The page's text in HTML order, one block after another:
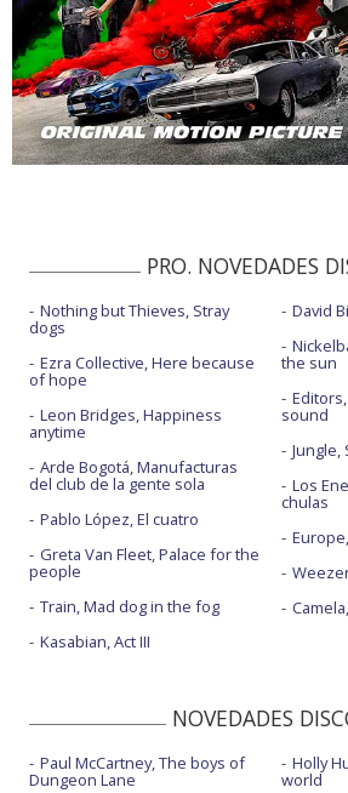
PRO. NOVEDADES
Nothing but Thieves, Stray
dogs
Ezra Collective, Here because
of hope
Leon Bridges, Happiness
anytime
Arde Bogotá, Manufacturas
del club de la gente sola
Pablo López, El cuatro
Greta Van Fleet, Palace for the
people
Train, Mad dog in the fog
Kasabian, Act III
David
the sun
sound
Jungle,
Los
chulas
NOVEDADES
Paul McCartney, The boys of
Dungeon Lane
Holly
world